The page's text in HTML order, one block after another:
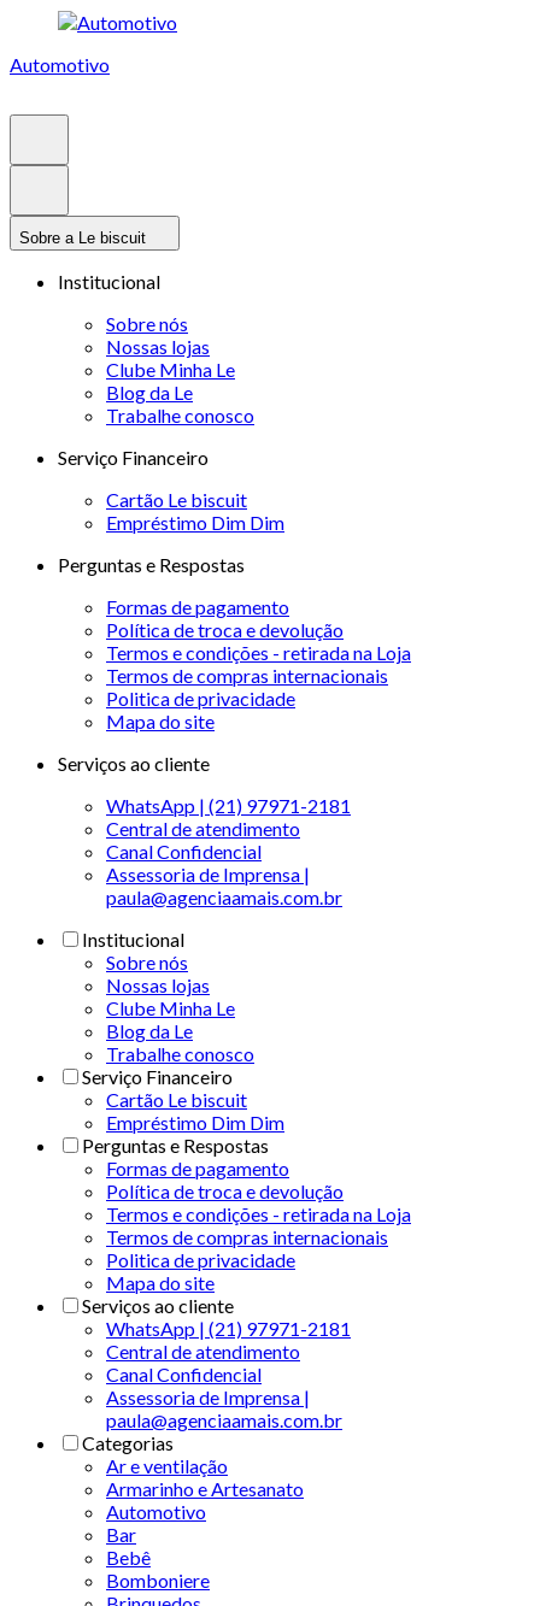
Automotivo
Sobre a Le biscuit
Institucional
Sobre nós
Nossas lojas
Clube Minha Le
Blog da Le
Trabalhe conosco
Serviço Financeiro
Cartão Le biscuit
Empréstimo Dim Dim
Perguntas e Respostas
Formas de pagamento
Política de troca e devolução
Termos e condições - retirada na Loja
Termos de compras internacionais
Politica de privacidade
Mapa do site
Serviços ao cliente
WhatsApp | (21) 97971-2181
Central de atendimento
Canal Confidencial
Assessoria de Imprensa |
paula@agenciaamais.com.br
Institucional
Sobre nós
Nossas lojas
Clube Minha Le
Blog da Le
Trabalhe conosco
Serviço Financeiro
Cartão Le biscuit
Empréstimo Dim Dim
Perguntas e Respostas
Formas de pagamento
Política de troca e devolução
Termos e condições - retirada na Loja
Termos de compras internacionais
Politica de privacidade
Mapa do site
Serviços ao cliente
WhatsApp | (21) 97971-2181
Central de atendimento
Canal Confidencial
Assessoria de Imprensa |
paula@agenciaamais.com.br
Categorias
Ar e ventilação
Armarinho e Artesanato
Automotivo
Bar
Bebê
Bomboniere